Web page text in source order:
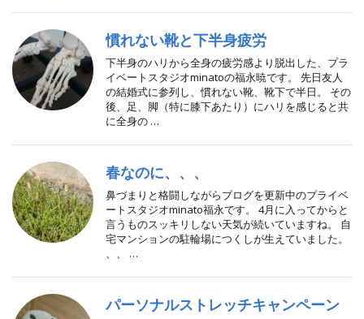
慣れない靴と下半身疲労
下半身のハリから全身の疲労感より脱出した、プラ
イベートスタジオminatoの福永暁です。 先日友人
の結婚式に参列し、慣れない靴、靴下で半日。 その
後、足、脚（特に膝下あたり）にハリを感じると共
に全身の …
春なのに、、、
鼻づまりと格闘しながらブログを更新中のプライベ
ートスタジオminato福永です。 4月に入ってからと
言うものスッキリしない天気が続いていますね。 自
宅マンションの駐輪場につくしが生えていました。
、、 …
パーソナルストレッチキャンペーン